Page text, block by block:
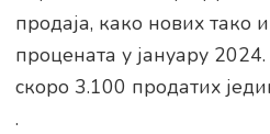
продаја, како нових тако
процената у јануару
скоро 3.100 продатих
.